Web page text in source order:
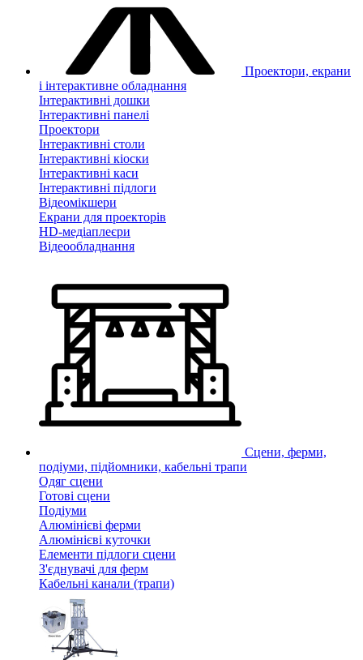
Проектори, екрани
і інтерактивне обладнання
Інтерактивні дошки
Інтерактивні панелі
Проектори
Інтерактивні столи
Інтерактивні кіоски
Інтерактивні каси
Інтерактивні підлоги
Відеомікшери
Екрани для проекторів
HD-медіаплеєри
Відеообладнання
Сцени, ферми,
подіуми, підйомники, кабельні трапи
Одяг сцени
Готові сцени
Подіуми
Алюмінієві ферми
Алюмінієві куточки
Елементи підлоги сцени
З'єднувачі для ферм
Кабельні канали (трапи)